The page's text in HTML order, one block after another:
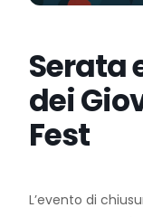
Serata
dei
Fest
L’evento di